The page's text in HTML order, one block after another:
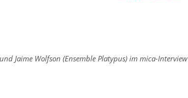
Jaime Wolfson (Ensemble Platypus) im mica-Interview